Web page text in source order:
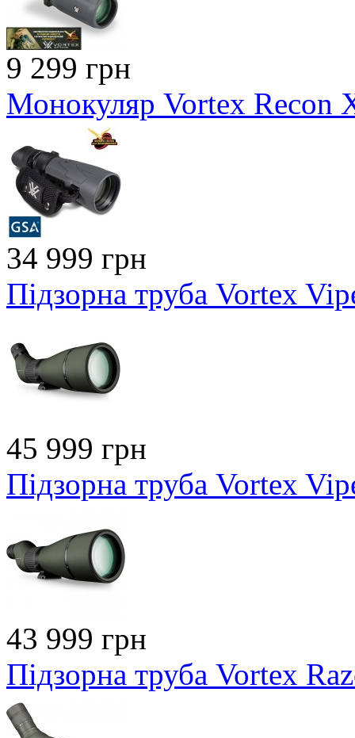
9 299 грн
Монокуляр Vortex Recon
34 999 грн
Підзорна труба Vortex
45 999 грн
Підзорна труба Vortex
43 999 грн
Підзорна труба Vortex